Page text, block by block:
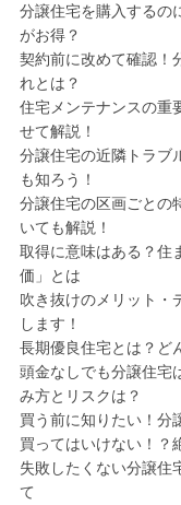
分譲住宅を購入するの
がお得？
契約前に改めて確認！
れとは？
住宅メンテナンスの重
せて解説！
分譲住宅の近隣トラブ
も知ろう！
分譲住宅の区画ごとの
いても解説！
取得に意味はある？住
価」とは
吹き抜けのメリット・
します！
長期優良住宅とは？ど
頭金なしでも分譲住宅
み方とリスクは？
買う前に知りたい！分
買ってはいけない！？
失敗したくない分譲住
て